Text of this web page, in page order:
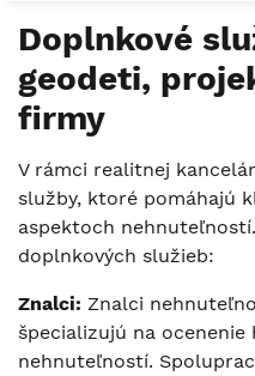
Doplnkové
geodeti,
firmy
V rámci realitnej
služby, ktoré pomáhajú
aspektoch
doplnkových služieb:
Znalci: Znalci
špecializujú na ocenenie
nehnuteľností.